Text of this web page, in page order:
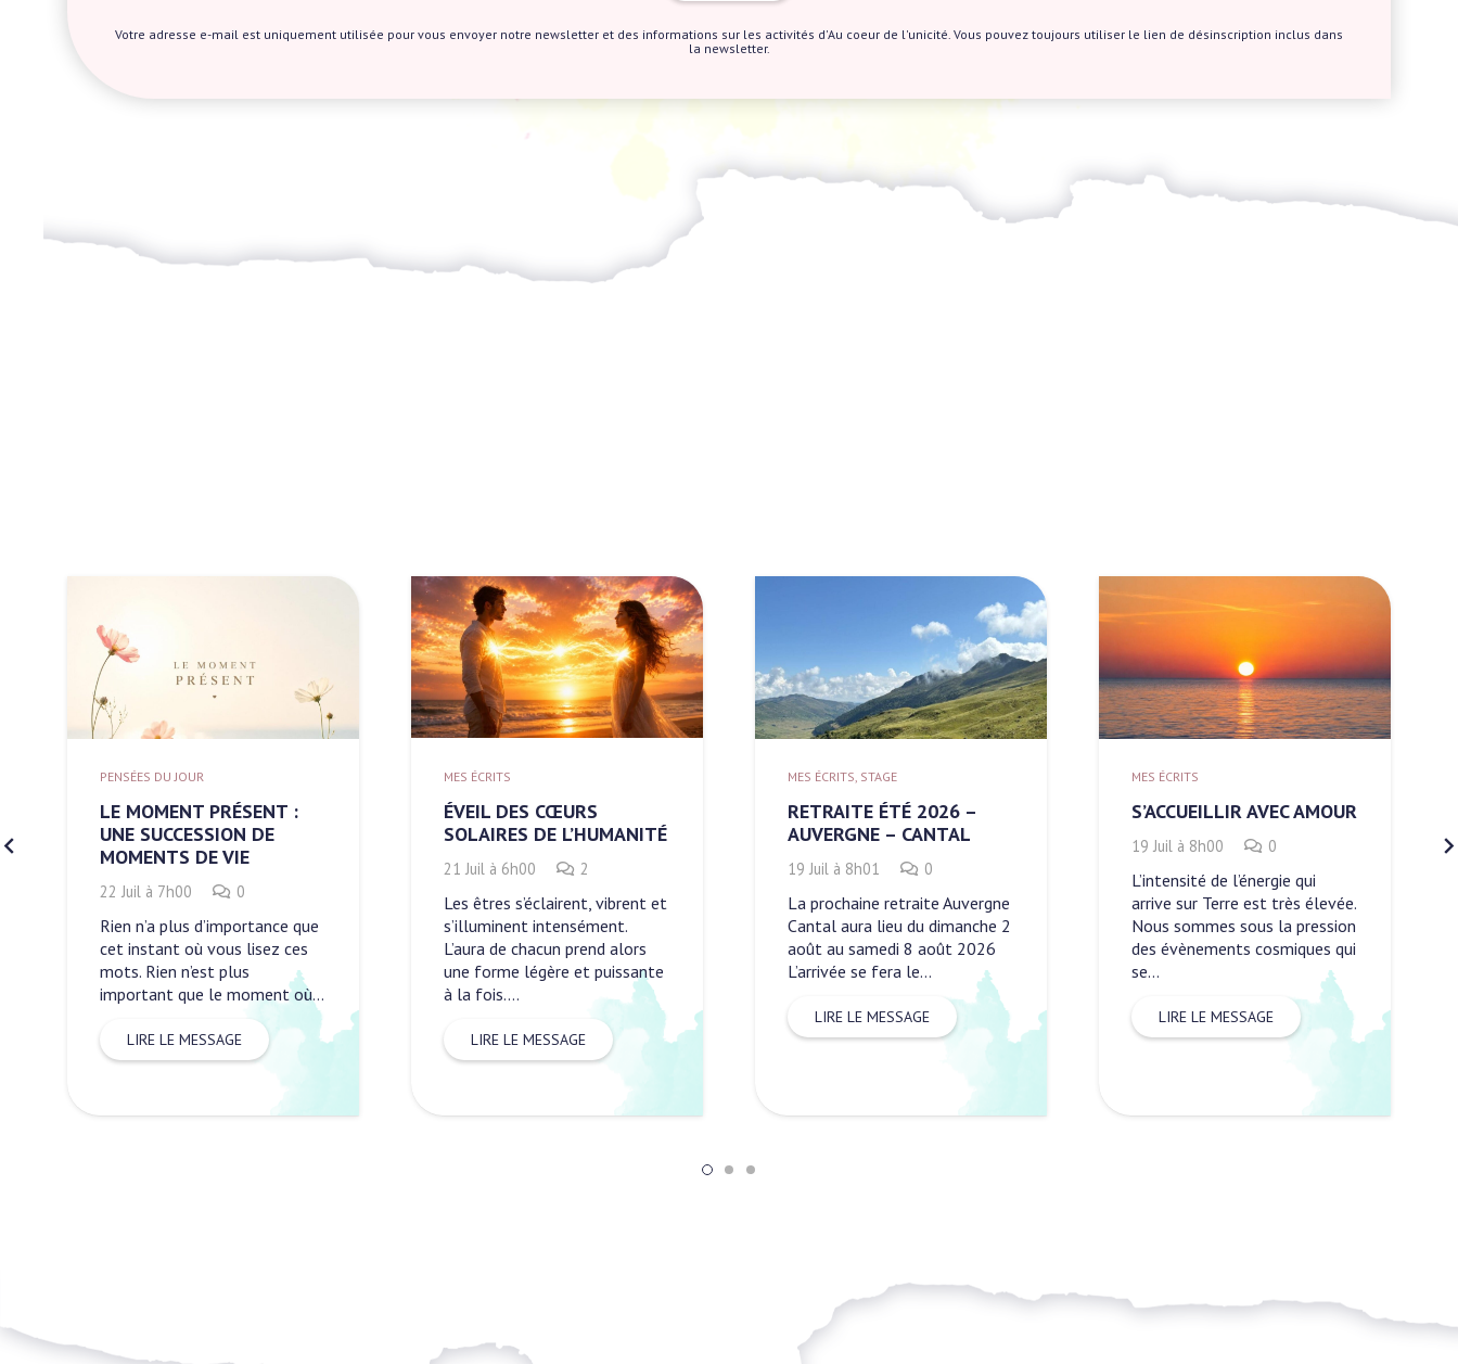
Votre adresse e-mail est uniquement utilisée pour vous envoyer notre newsletter et des informations sur les activités d'Au coeur de l'unicité. Vous pouvez toujours utiliser le lien de désinscription inclus dans
la newsletter.
MES ÉCRITS
ÉVEIL DES CŒURS
SOLAIRES DE L’HUMANITÉ
21 Juil à 6h00 2Commentaires
Les êtres s’éclairent, vibrent et
s’illuminent intensément.
L’aura de chacun prend alors
une forme légère et puissante
à la fois.…
LIRE LE MESSAGE
MES ÉCRITS
RETRAITE ÉTÉ 2026 –
AUVERGNE – CANTAL
19 Juil à 8h01 0
La prochaine retraite Auvergne
Cantal aura lieu du dimanche 2
août au samedi 8 août 2026
L’arrivée se fera le…
MES ÉCRITS
S’ACCUEILLIR AVEC AMOUR
19 Juil à 8h00 0
L’intensité de l’énergie qui
arrive sur Terre est très élevée.
Nous sommes sous la pression
des évènements cosmiques qui
se…
LIRE LE MESSAGE
MES ÉCRITS
SUBIR OU AGIR
2 Juil à 7h45 0
Nous savons qu’il est possible
de changer notre vibration
mais que faisons-nous au
quotidien pour ne pas subir la
vie,…
LIRE LE MESSAGE